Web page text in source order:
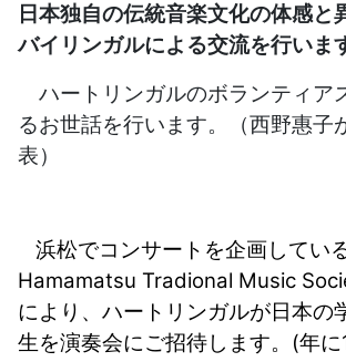
日本独自の伝統音楽文化の体感と
バイリンガルによる交流を行いま
ハートリンガルのボランティア
るお世話を行います。（西野惠子
表）
浜松でコンサートを企画してい
Hamamatsu Tradional Music
により、ハートリンガルが日本の
生を演奏会にご招待します。 (年に